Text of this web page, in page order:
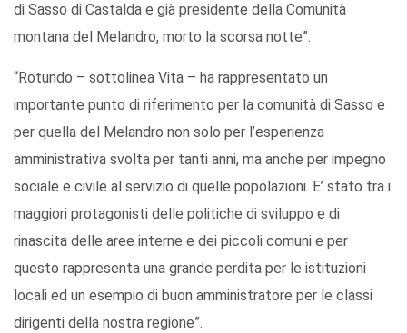
di Sasso di Castalda e già presidente della Comunità
montana del Melandro, morto la scorsa notte”.
“Rotundo – sottolinea Vita – ha rappresentato un
importante punto di riferimento per la comunità di Sasso e
per quella del Melandro non solo per l’esperienza
amministrativa svolta per tanti anni, ma anche per impegno
sociale e civile al servizio di quelle popolazioni. E’ stato tra i
maggiori protagonisti delle politiche di sviluppo e di
rinascita delle aree interne e dei piccoli comuni e per
questo rappresenta una grande perdita per le istituzioni
locali ed un esempio di buon amministratore per le classi
dirigenti della nostra regione”.